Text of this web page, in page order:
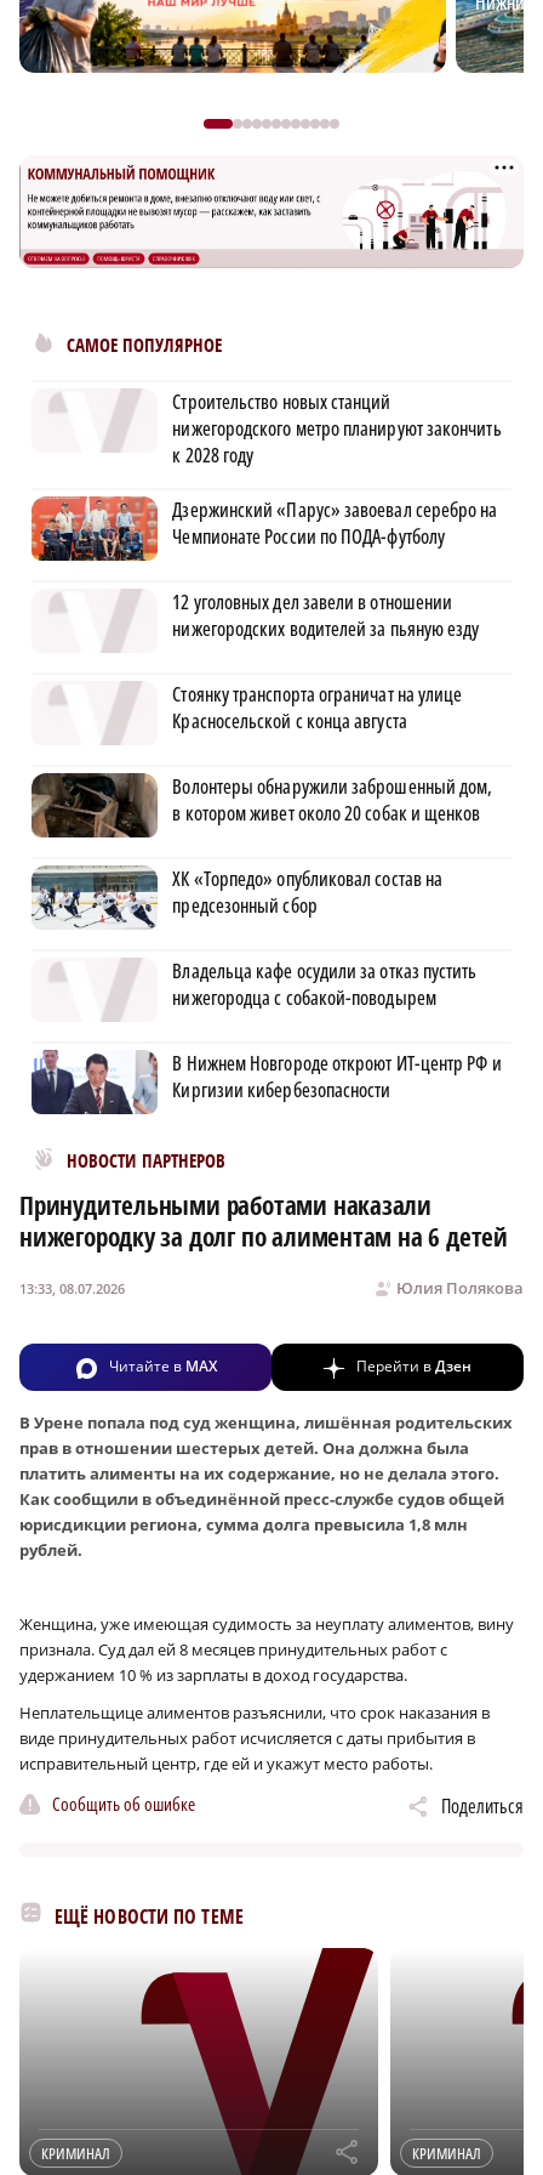
САМОЕ ПОПУЛЯРНОЕ
Строительство новых станций
нижегородского метро планируют закончить
к 2028 году
Дзержинский «Парус» завоевал серебро на
Чемпионате России по ПОДА-футболу
12 уголовных дел завели в отношении
нижегородских водителей за пьяную езду
Стоянку транспорта ограничат на улице
Красносельской с конца августа
Волонтеры обнаружили заброшенный дом,
в котором живет около 20 собак и щенков
ХК «Торпедо» опубликовал состав на
предсезонный сбор
Владельца кафе осудили за отказ пустить
нижегородца с собакой-поводырем
В Нижнем Новгороде откроют ИТ-центр РФ и
Киргизии кибербезопасности
НОВОСТИ ПАРТНЕРОВ
Новости МирТесен
Принудительными работами наказали
нижегородку за долг по алиментам на 6 детей
Юлия Полякова
13:33, 08.07.2026
Читайте в MAX Перейти вДзен
В Урене попала под суд женщина, лишённая родительских
прав в отношении шестерых детей. Она должна была
платить алименты на их содержание, но не делала этого.
Как сообщили в объединённой пресс-службе судов общей
юрисдикции региона, сумма долга превысила 1,8 млн
рублей.
Женщина, уже имеющая судимость за неуплату алиментов, вину
признала. Суд дал ей 8 месяцев принудительных работ с
удержанием 10 % из зарплаты в доход государства.
Неплательщице алиментов разъяснили, что срок наказания в
виде принудительных работ исчисляется с даты прибытия в
исправительный центр, где ей и укажут место работы.
Сообщить об ошибке Поделиться
ЕЩЁ НОВОСТИ ПО ТЕМЕ
КРИМИНАЛ r КРИМИНАЛ